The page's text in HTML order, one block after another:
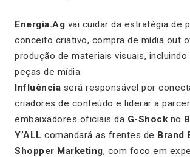
Energia.Ag vai cuidar da estratégia de
conceito criativo, compra de mídia out
produção de materiais visuais,
peças de mídia.
Influência será responsável por
criadores de conteúdo e liderar a
embaixadores oficiais da G-Shockno
Y’ALL comandará as frentes de Brand
Shopper Marketing, com foco em